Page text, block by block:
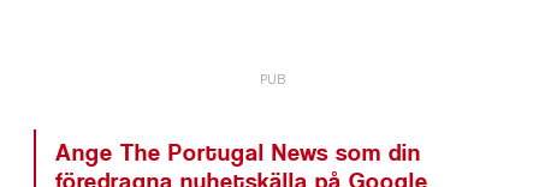
Ange The Portugal News som din
föredragna nyhetskälla på Google